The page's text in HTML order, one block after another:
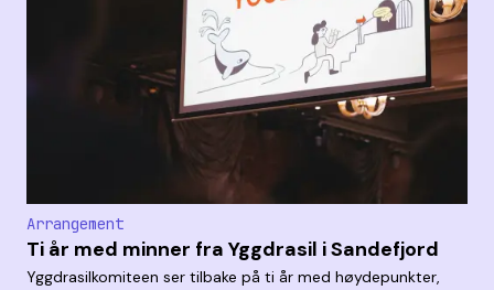
Arrangement
Ti år med minner fra Yggdrasil i Sandefjord
Yggdrasilkomiteen ser tilbake på ti år med høydepunkter,